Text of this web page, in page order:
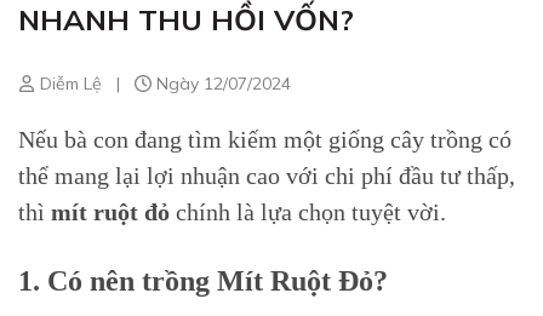
NHANH THU HỒI VỐN?
Diễm Lệ | Ngày 12/07/2024
Nếu bà con đang tìm kiếm một giống cây trồng có
thể mang lại lợi nhuận cao với chi phí đầu tư thấp,
thì mít ruột đỏ chính là lựa chọn tuyệt vời.
1. Có nên trồng Mít Ruột Đỏ?